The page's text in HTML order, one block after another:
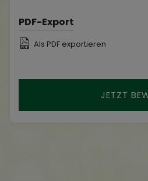
PDF-Export
Als PDF exportieren
JETZT